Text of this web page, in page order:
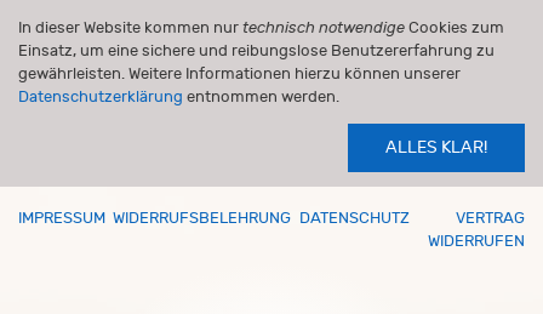
In dieser Website kommen nur technisch notwendige Cookies zum
Einsatz, um eine sichere und reibungslose Benutzererfahrung zu
gewährleisten. Weitere Informationen hierzu können unserer
Datenschutzerklärung entnommen werden.
ALLES KLAR!
IMPRESSUM WIDERRUFSBELEHRUNG DATENSCHUTZ
VERTRAG
WIDERRUFEN